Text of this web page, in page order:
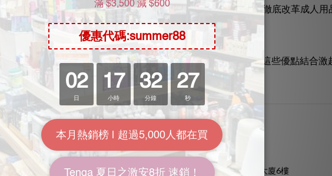
者更甚。所以 "典雅 TENGA" 公司銳意於此發展。 我們希望徹底改革成人
抱負。
啜感覺。再者，獨特的擠壓形狀有助達到不能比擬的壓迫感。這些優點結合
常用資訊
送貨包裝
地址
香港九龍灣宏照道25號源發工業大廈6樓